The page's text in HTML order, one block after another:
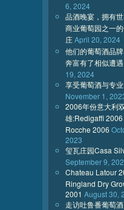
6, 2024
品酒晚宴，拥有
商业葡萄园之一
庄April 20, 2024
他们的葡萄酒品牌
奔富有了相似遭遇
19, 2024
享受葡萄酒与专
November 1,
2006年份意大利
雄:Redigaffi 2006
Rocche 2006
2023
玺瓦庄园Casa
September 9,
Chateau Latour
Ringland Dry
2001 August 30,
走访吐鲁番葡萄